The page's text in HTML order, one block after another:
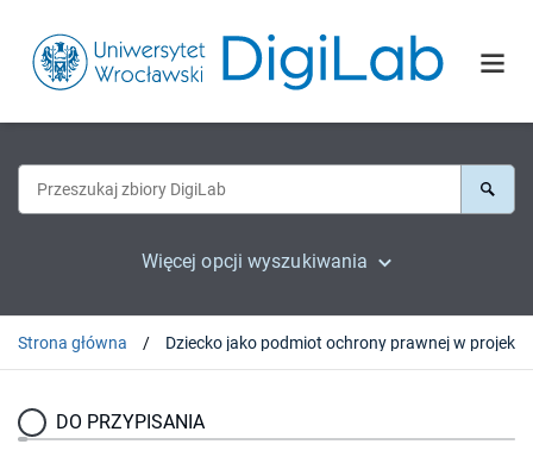
Więcej opcji wyszukiwania
Strona główna
DO PRZYPISANIA